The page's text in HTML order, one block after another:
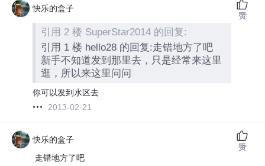
快乐的盒子
引用 2 楼 SuperStar2014 的回复:
引用 1 楼 hello28 的回复:走错地方了吧
新手不知道发到那里去，只是经常来这里
逛，所以来这里问问
你可以发到水区去
2013-02-21
赞
快乐的盒子
走错地方了吧
赞